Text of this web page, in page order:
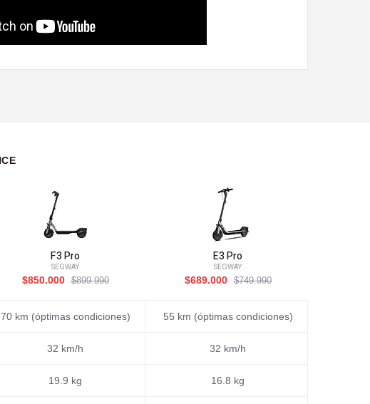
F3 Pro
SEGWAY
$850.000
$899.990
70 km (óptimas condiciones)
32 km/h
19.9 kg
E3 Pro
SEGWAY
$689.000
$749.990
55 km (óptimas condiciones)
32 km/h
16.8 kg